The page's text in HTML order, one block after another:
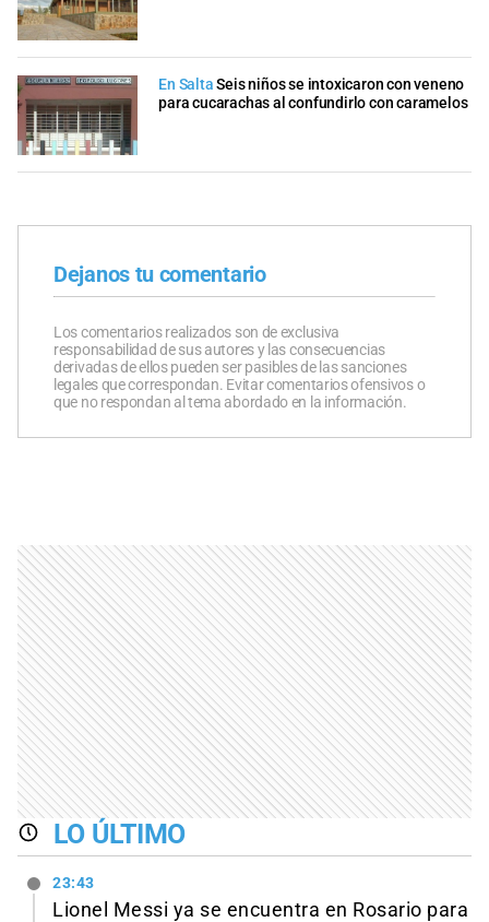
En Salta Seis niños se intoxicaron con veneno
para cucarachas al confundirlo con caramelos
Dejanos tu comentario
Los comentarios realizados son de exclusiva
responsabilidad de sus autores y las consecuencias
derivadas de ellos pueden ser pasibles de las sanciones
legales que correspondan. Evitar comentarios ofensivos o
que no respondan al tema abordado en la información.
LO ÚLTIMO
23:43
Lionel Messi ya se encuentra en Rosario para